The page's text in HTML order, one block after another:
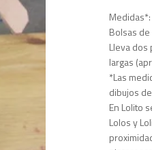
Medidas*:
Bolsas
Lleva dos
largas
*Las
dibujos
En Lolito
Lolos y